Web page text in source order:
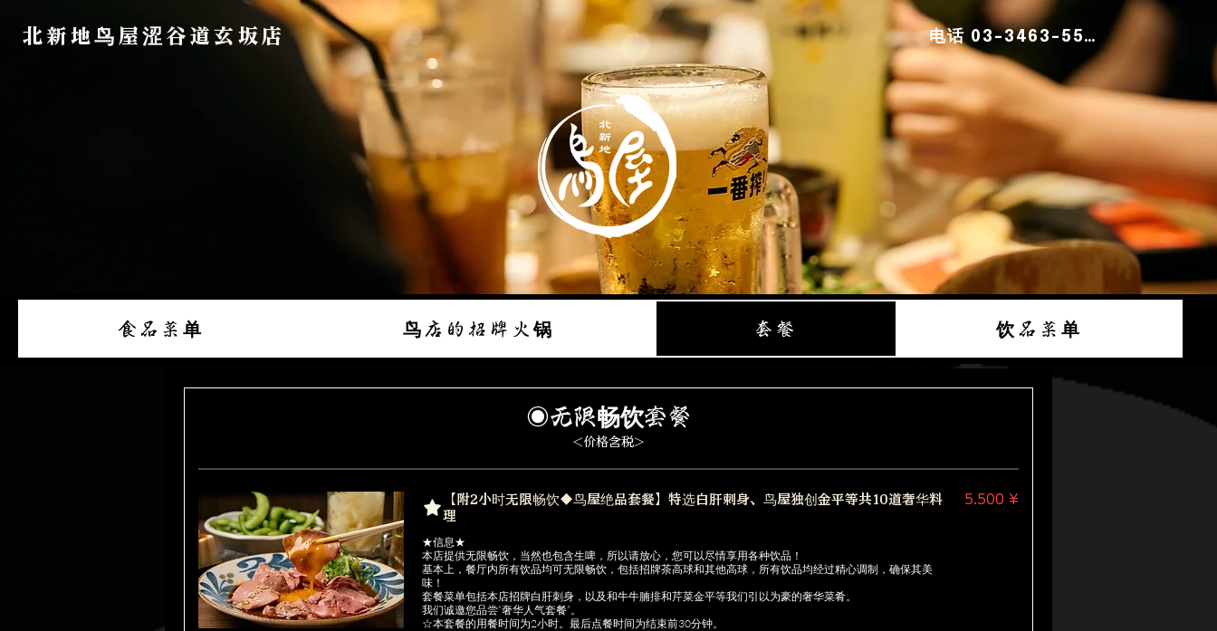
北新地鸟屋涩谷道玄坂店 电话 03-3463-5541
食品菜单 鸟店的招牌火锅 套餐 饮品菜单
◉无限畅饮套餐
<价格含税>
【附2小时无限畅饮◆鸟屋绝品套餐】特选白肝刺身、鸟屋独创金平等共10道奢华料
理
★信息★
本店提供无限畅饮，当然也包含生啤，所以请放心，您可以尽情享用各种饮品！
基本上，餐厅内所有饮品均可无限畅饮，包括招牌茶高球和其他高球，所有饮品均经过精心调制，确保其美
味！
套餐菜单包括本店招牌白肝刺身，以及和牛牛腩排和芹菜金平等我们引以为豪的奢华菜肴。
我们诚邀您品尝“奢华人气套餐”。
☆本套餐的用餐时间为2小时。最后点餐时间为结束前30分钟。
5.500 ¥